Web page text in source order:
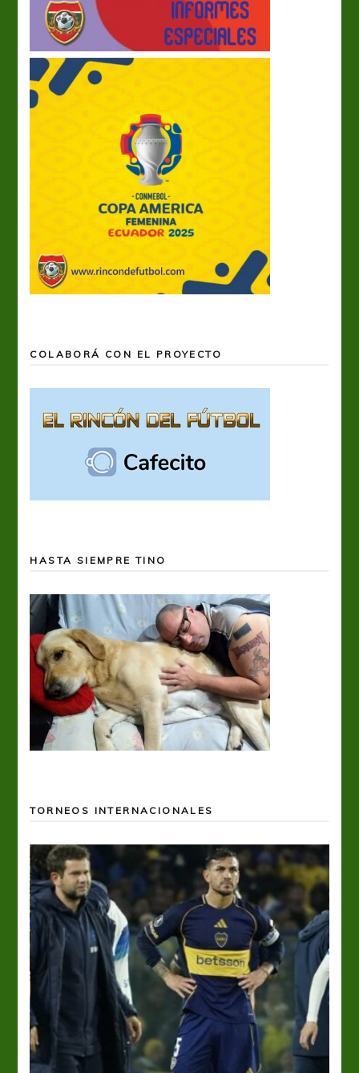
COLABORÁ CON EL PROYECTO
HASTA SIEMPRE TINO
TORNEOS INTERNACIONALES